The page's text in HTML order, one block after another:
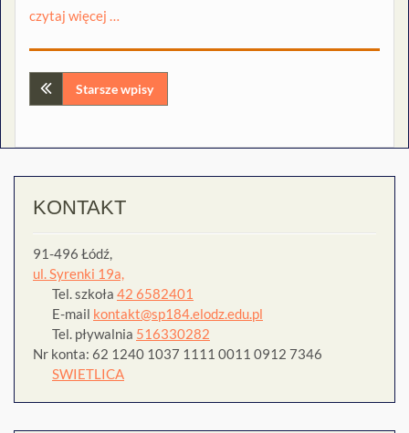
czytaj więcej …
Nawigacja
wpisach
Starsze wpisy
KONTAKT
91-496 Łódź,
ul. Syrenki 19a,
Tel. szkoła 42 6582401
E-mail kontakt@sp184.elodz.edu.pl
Tel. pływalnia 516330282
Nr konta: 62 1240 1037 1111 0011 0912 7346
SWIETLICA